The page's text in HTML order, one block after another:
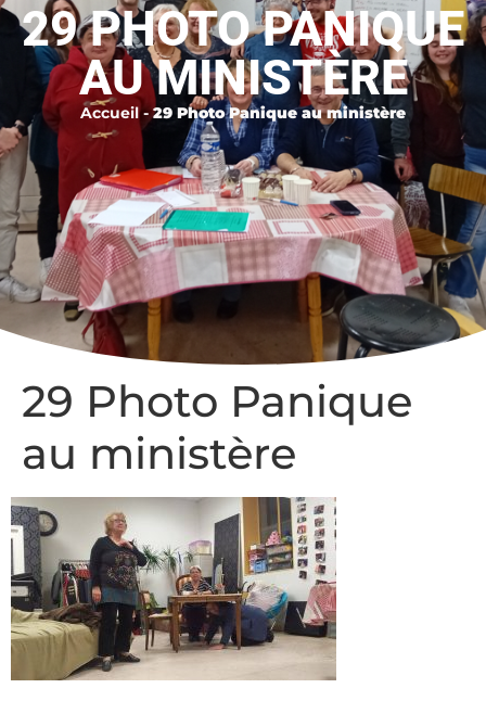
29 PHOTO PANIQUE
AU MINISTÈRE
Accueil- 29 Photo Panique au ministère
29 Photo Panique
au ministère